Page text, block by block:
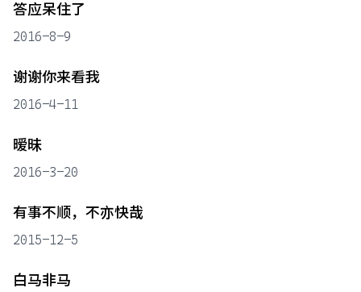
答应呆住了
2016-8-9
谢谢你来看我
2016-4-11
暧昧
2016-3-20
有事不顺，不亦快哉
2015-12-5
白马非马